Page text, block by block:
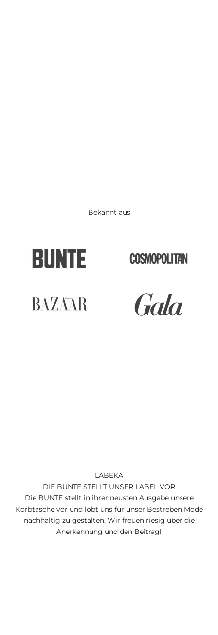
Bekannt aus
LABEKA
DIE BUNTE STELLT UNSER LABEL VOR
Die BUNTE stellt in ihrer neusten Ausgabe unsere
Korbtasche vor und lobt uns für unser Bestreben Mode
nachhaltig zu gestalten. Wir freuen riesig über die
Anerkennung und den Beitrag!